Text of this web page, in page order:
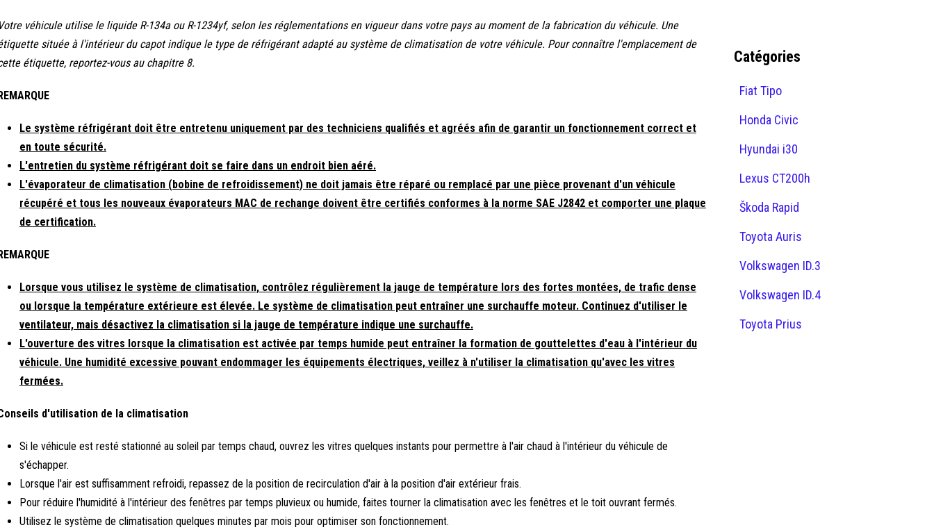
véhicule utilise le liquide R-134a ou R-1234yf, selon les réglementations en vigueur dans votre pays au moment de la fabrication du véhicule. Une
située à l'intérieur du capot indique le type de réfrigérant adapté au système de climatisation de votre véhicule. Pour connaître l'emplacement de
étiquette, reportez-vous au chapitre 8.
Le système réfrigérant doit être entretenu uniquement par des techniciens qualifiés et agréés afin de garantir un fonctionnement correct et
en toute sécurité.
L'entretien du système réfrigérant doit se faire dans un endroit bien aéré.
L'évaporateur de climatisation (bobine de refroidissement) ne doit jamais être réparé ou remplacé par une pièce provenant d'un véhicule
récupéré et tous les nouveaux évaporateurs MAC de rechange doivent être certifiés conformes à la norme SAE J2842 et comporter une plaque
de certification.
Lorsque vous utilisez le système de climatisation, contrôlez régulièrement la jauge de température lors des fortes montées, de trafic dense
ou lorsque la température extérieure est élevée. Le système de climatisation peut entraîner une surchauffe moteur. Continuez d'utiliser le
ventilateur, mais désactivez la climatisation si la jauge de température indique une surchauffe.
L'ouverture des vitres lorsque la climatisation est activée par temps humide peut entraîner la formation de gouttelettes d'eau à l'intérieur du
véhicule. Une humidité excessive pouvant endommager les équipements électriques, veillez à n'utiliser la climatisation qu'avec les vitres
fermées.
d'utilisation de la climatisation
Si le véhicule est resté stationné au soleil par temps chaud, ouvrez les vitres quelques instants pour permettre à l'air chaud à l'intérieur du véhicule de
s'échapper.
Lorsque l'air est suffisamment refroidi, repassez de la position de recirculation d'air à la position d'air extérieur frais.
Pour réduire l'humidité à l'intérieur des fenêtres par temps pluvieux ou humide, faites tourner la climatisation avec les fenêtres et le toit ouvrant fermés.
Utilisez le système de climatisation quelques minutes par mois pour optimiser son fonctionnement.
Catégories
Fiat Tipo
Honda Civic
Hyundai i30
Lexus CT200h
Škoda Rapid
Toyota Auris
Volkswagen ID.3
Volkswagen ID.4
Toyota Prius